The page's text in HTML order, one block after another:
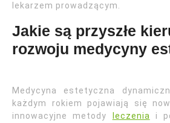
lekarzem prowadzącym.
Jakie są przyszłe
rozwoju medycyny
Medycyna estetyczna
każdym rokiem pojawiają się
innowacyjne metody
leczenia
i